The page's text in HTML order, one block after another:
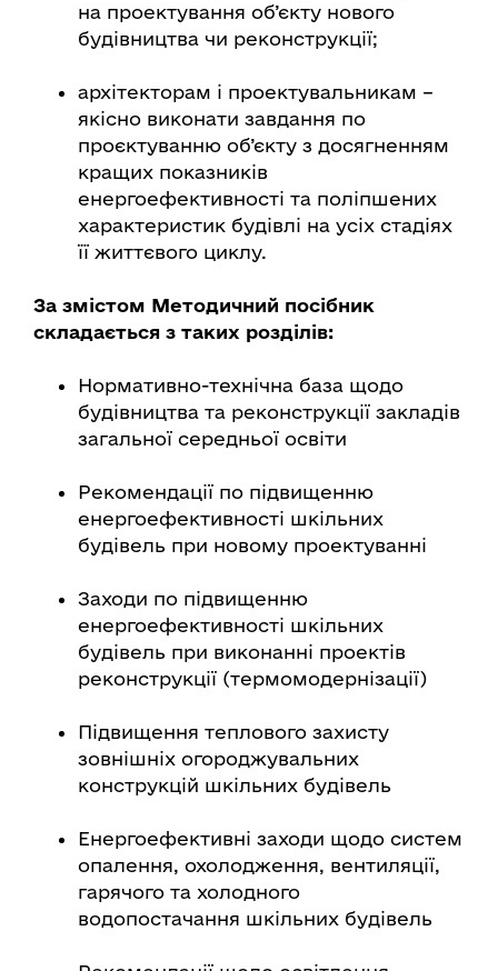
на проектування об’єкту нового
будівництва чи реконструкції;
архітекторам і проектувальникам –
якісно виконати завдання по
проєктуванню об’єкту з досягненням
кращих показників
енергоефективності та поліпшених
характеристик будівлі на усіх стадіях
її життєвого циклу.
За змістом Методичний посібник
складається з таких розділів:
Нормативно-технічна база щодо
будівництва та реконструкції закладів
загальної середньої освіти
Рекомендації по підвищенню
енергоефективності шкільних
будівель при новому проектуванні
Заходи по підвищенню
енергоефективності шкільних
будівель при виконанні проектів
реконструкції (термомодернізації)
Підвищення теплового захисту
зовнішніх огороджувальних
конструкцій шкільних будівель
Енергоефективні заходи щодо систем
опалення, охолодження, вентиляції,
гарячого та холодного
водопостачання шкільних будівель